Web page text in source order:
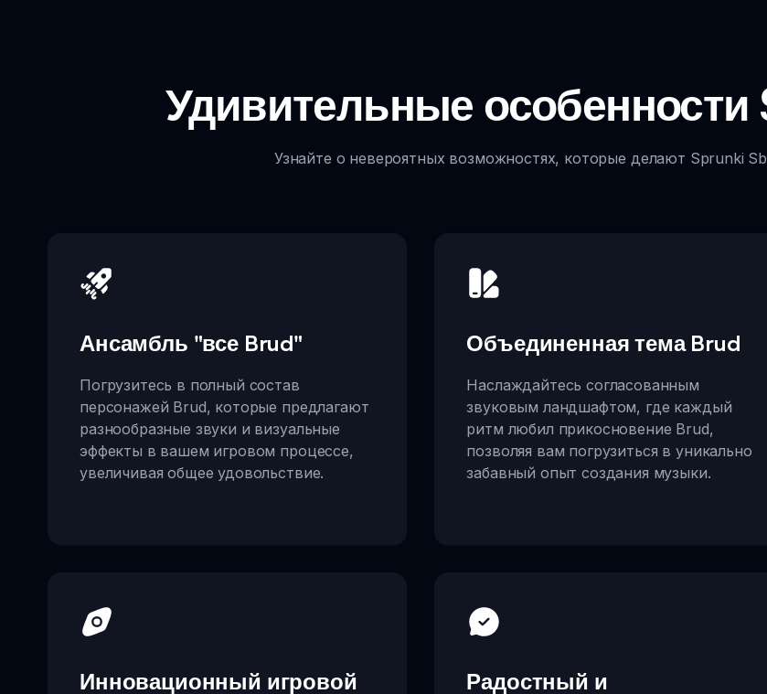
Удивительные особенности
Узнайте о невероятных возможностях, которые делают Sprunki
Ансамбль "все Brud"
Погрузитесь в полный состав
персонажей Brud, которые предлагают
разнообразные звуки и визуальные
эффекты в вашем игровом процессе,
увеличивая общее удовольствие.
Объединенная тема Brud
Наслаждайтесь согласованным
звуковым ландшафтом, где каждый
ритм любил прикосновение Brud,
позволяя вам погрузиться в уникально
забавный опыт создания музыки.
Инновационный игровой Радостный и